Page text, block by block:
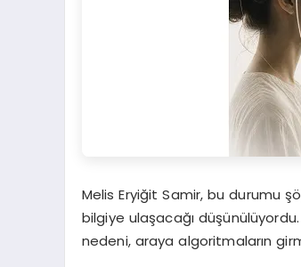
Melis Eryiğit Samir, bu durumu
bilgiye ulaşacağı
nedeni, araya algoritmaların